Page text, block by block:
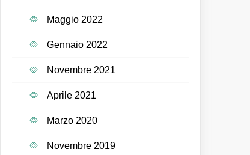
Maggio 2022
Gennaio 2022
Novembre 2021
Aprile 2021
Marzo 2020
Novembre 2019